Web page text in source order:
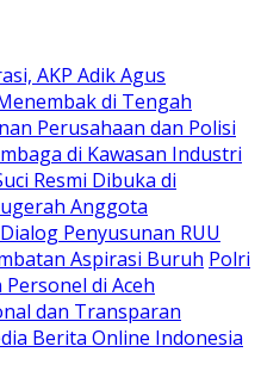
AKP Adik Agus
di Tengah
Perusahaan dan Polisi
di Kawasan Industri
Resmi Dibuka di
Anggota
Penyusunan RUU
Aspirasi Buruh Polri
di Aceh
dan Transparan